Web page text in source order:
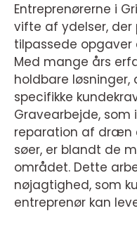
Entreprenørerne i
vifte af ydelser,
tilpassede opgaver
Med mange års
holdbare
specifikke
Gravearbejde,
reparation af dræn
søer, er blandt de
området. Dette
nøjagtighed, som
entreprenør kan